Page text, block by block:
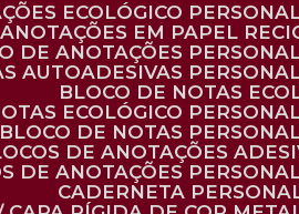
ECOLÓGICO
ANOTAÇÕES EM PAPEL
DE ANOTAÇÕES
AUTOADESIVAS
BLOCO DE NOTAS
ECOLÓGICO
BLOCO DE NOTAS
DE ANOTAÇÕES
DE ANOTAÇÕES
CADERNETA